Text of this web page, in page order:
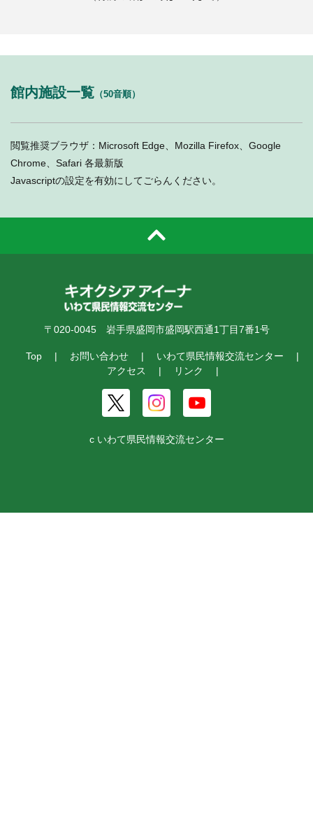
館内施設一覧 （50音順）
閲覧推奨ブラウザ：Microsoft Edge、Mozilla Firefox、Google
Chrome、Safari 各最新版
Javascriptの設定を有効にしてごらんください。
〒020-0045 岩手県盛岡市盛岡駅西通1丁目7番1号
Top お問い合わせ
いわて県民情報交流センター
アクセス
リンク
c いわて県民情報交流センター